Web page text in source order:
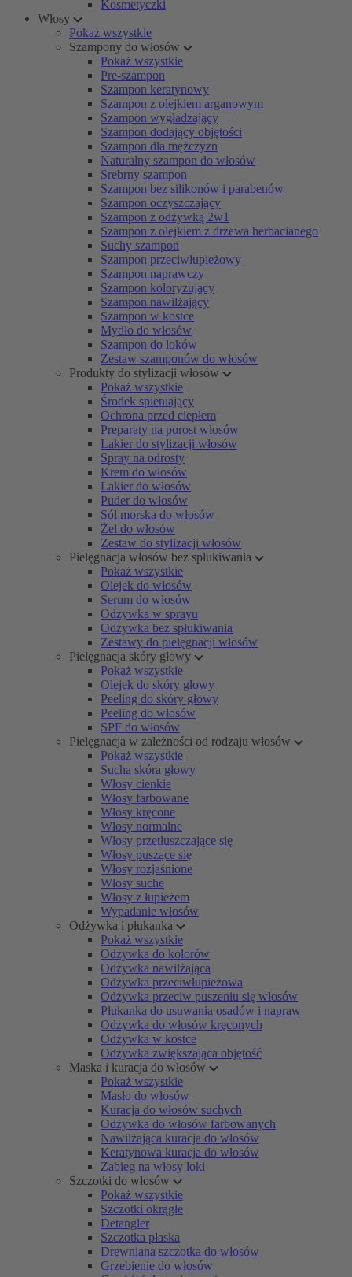
Kosmetyczki
Włosy
Pokaż wszystkie
Szampony do włosów
Pokaż wszystkie
Pre-szampon
Szampon keratynowy
Szampon z olejkiem arganowym
Szampon wygładzający
Szampon dodający objętości
Szampon dla mężczyzn
Naturalny szampon do włosów
Srebrny szampon
Szampon bez silikonów i parabenów
Szampon oczyszczający
Szampon z odżywką 2w1
Szampon z olejkiem z drzewa herbacianego
Suchy szampon
Szampon przeciwłupieżowy
Szampon naprawczy
Szampon koloryzujący
Szampon nawilżający
Szampon w kostce
Mydło do włosów
Szampon do loków
Zestaw szamponów do włosów
Produkty do stylizacji włosów
Pokaż wszystkie
Środek spieniający
Ochrona przed ciepłem
Preparaty na porost włosów
Lakier do stylizacji włosów
Spray na odrosty
Krem do włosów
Lakier do włosów
Puder do włosów
Sól morska do włosów
Żel do włosów
Zestaw do stylizacji włosów
Pielęgnacja włosów bez spłukiwania
Pokaż wszystkie
Olejek do włosów
Serum do włosów
Odżywka w sprayu
Odżywka bez spłukiwania
Zestawy do pielęgnacji włosów
Pielęgnacja skóry głowy
Pokaż wszystkie
Olejek do skóry głowy
Peeling do skóry głowy
Peeling do włosów
SPF do włosów
Pielęgnacja w zależności od rodzaju włosów
Pokaż wszystkie
Sucha skóra głowy
Włosy cienkie
Włosy farbowane
Włosy kręcone
Włosy normalne
Włosy przetłuszczające się
Włosy puszące się
Włosy rozjaśnione
Włosy suche
Włosy z łupieżem
Wypadanie włosów
Odżywka i płukanka
Pokaż wszystkie
Odżywka do kolorów
Odżywka nawilżająca
Odżywka przeciwłupieżowa
Odżywka przeciw puszeniu się włosów
Płukanka do usuwania osadów i napraw
Odżywka do włosów kręconych
Odżywka w kostce
Odżywka zwiększająca objętość
Maska i kuracja do włosów
Pokaż wszystkie
Masło do włosów
Kuracja do włosów suchych
Odżywka do włosów farbowanych
Nawilżająca kuracja do włosów
Keratynowa kuracja do włosów
Zabieg na włosy loki
Szczotki do włosów
Pokaż wszystkie
Szczotki okrągłe
Detangler
Szczotka płaska
Drewniana szczotka do włosów
Grzebienie do włosów